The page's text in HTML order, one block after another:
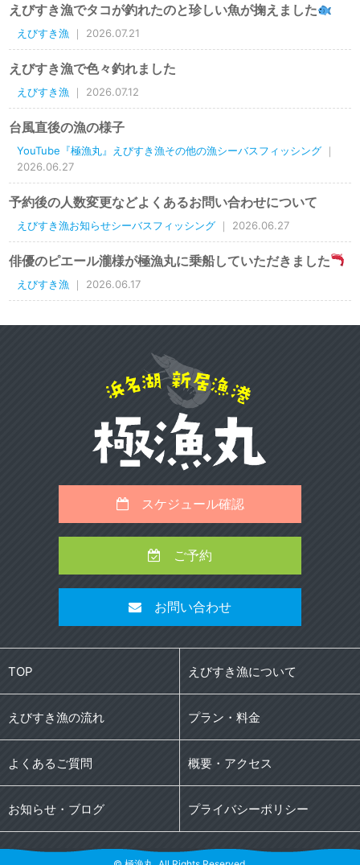
えびすき漁でタコが釣れたのと珍しい魚が掬えました
えびすき漁 ｜ 2026.07.21
えびすき漁で色々釣れました
えびすき漁 ｜ 2026.07.12
台風直後の漁の様子
YouTube『極漁丸』えびすき漁その他の漁シーバスフィッシング
｜
2026.06.27
予約後の人数変更などよくあるお問い合わせについて
えびすき漁お知らせシーバスフィッシング ｜ 2026.06.27
俳優のピエール瀧様が極漁丸に乗船していただきました
えびすき漁 ｜ 2026.06.17
スケジュール確認
ご予約
お問い合わせ
TOP えびすき漁について
えびすき漁の流れ プラン・料金
よくあるご質問 概要・アクセス
お知らせ・ブログ プライバシーポリシー